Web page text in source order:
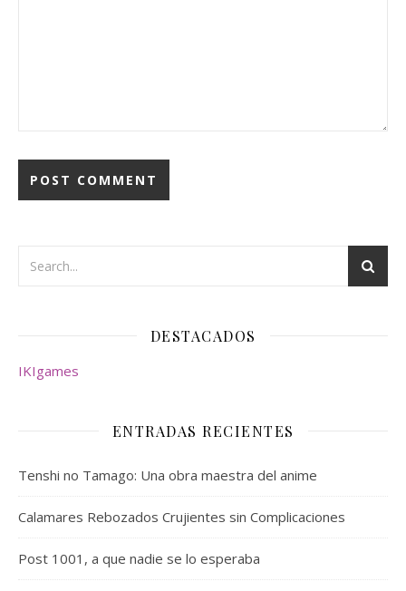
DESTACADOS
IKIgames
ENTRADAS RECIENTES
Tenshi no Tamago: Una obra maestra del anime
Calamares Rebozados Crujientes sin Complicaciones
Post 1001, a que nadie se lo esperaba